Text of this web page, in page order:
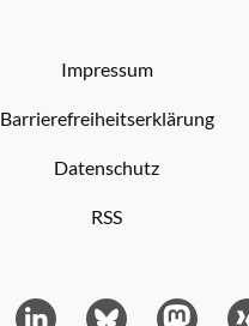
Impressum
Barrierefreiheitserklärung
Datenschutz
RSS